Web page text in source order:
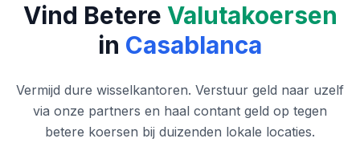
Vind Betere Valutakoersen
in Casablanca
Vermijd dure wisselkantoren. Verstuur geld naar uzelf
via onze partners en haal contant geld op tegen
betere koersen bij duizenden lokale locaties.